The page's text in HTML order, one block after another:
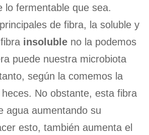
lo fermentable que sea.
de fibra, la soluble y
insoluble no la podemos
puede nuestra microbiota
según la comemos la
No obstante, esta fibra
agua aumentando su
esto, también aumenta el